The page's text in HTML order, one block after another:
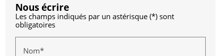
Nous écrire
Les champs indiqués par un astérisque (*) sont
obligatoires
Nom*